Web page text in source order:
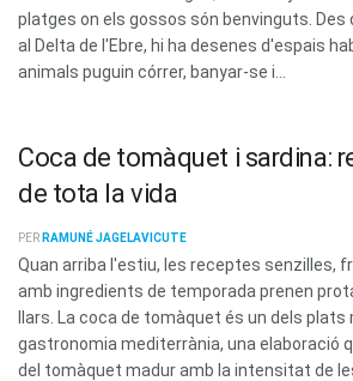
platges on els gossos són benvinguts. Des
al Delta de l'Ebre, hi ha desenes d'espais
animals puguin córrer, banyar-se i...
Coca de tomàquet i sardina:
de tota la vida
PER RAMUNÉ JAGELAVICUTE
Quan arriba l'estiu, les receptes senzilles,
amb ingredients de temporada prenen
llars. La coca de tomàquet és un dels
gastronomia mediterrània, una elaboració
del tomàquet madur amb la intensitat de